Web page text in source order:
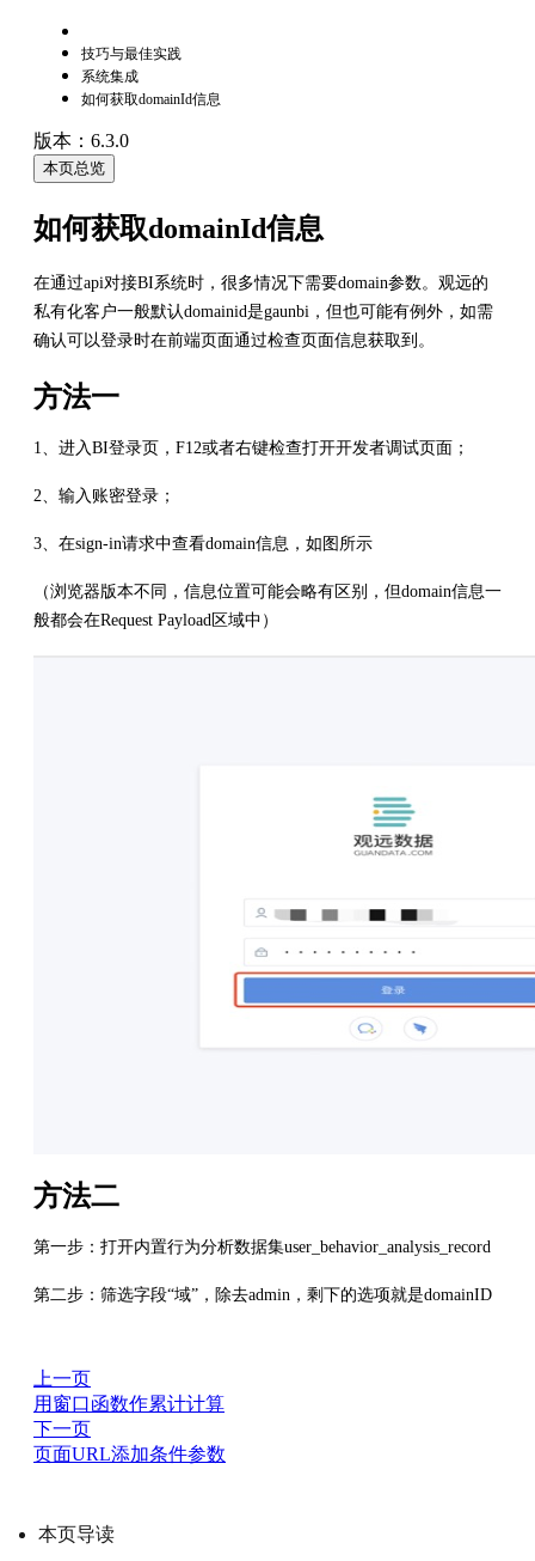
技巧与最佳实践
系统集成
如何获取domainId信息
版本：6.3.0
本页总览
如何获取domainId信息
在通过api对接BI系统时，很多情况下需要domain参数。观远的
私有化客户一般默认domainid是gaunbi，但也可能有例外，如需
确认可以登录时在前端页面通过检查页面信息获取到。
方法一
1、进入BI登录页，F12或者右键检查打开开发者调试页面；
2、输入账密登录；
3、在sign-in请求中查看domain信息，如图所示
（浏览器版本不同，信息位置可能会略有区别，但domain信息一
般都会在Request Payload区域中）
方法二
第一步：打开内置行为分析数据集user_behavior_analysis_record
第二步：筛选字段“域”，除去admin，剩下的选项就是domainID
上一页
用窗口函数作累计计算
下一页
页面URL添加条件参数
本页导读